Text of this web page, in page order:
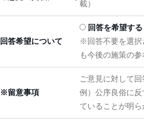
載）
回答希望について
回答を希望する
※回答不要を選択
も今後の施策の
※留意事項
ご意見に対して
例）公序良俗に
ていることが明